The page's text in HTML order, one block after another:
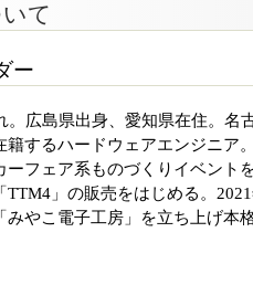
て
ー
。広島県出身、愛知県在住。名
籍するハードウェアエンジニア
ーフェア系ものづくりイベント
TTM4」の販売をはじめる。
みやこ電子工房」を立ち上げ本